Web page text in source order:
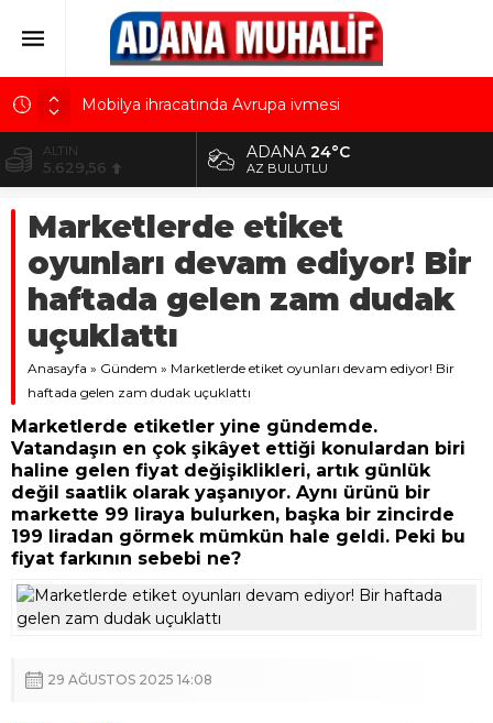
Mobilya ihracatında Avrupa ivmesi
Göz için “Akıllı Mercek” herkes için uygun mu?
AK Parti İl Başkanı Özkan: Adanalıların bir metrekare
malını kimseye yedirmeyiz!
Hacı Karaaslan’ın kiraladığı arsanın resmi kiracısı
bakın kim çıktı!
Kuru meyve sektörü 2 milyar dolar ihracat hedefi
için Ankara’dan destek istedi
ALTIN
5.629,56
10.824,63
DOLAR
42,2340
48,8802
ADANA24°C
AZ BULUTLU
Marketlerde etiket
oyunları devam ediyor! Bir
haftada gelen zam dudak
uçuklattı
Anasayfa » Gündem » Marketlerde etiket oyunları devam ediyor! Bir
haftada gelen zam dudak uçuklattı
Marketlerde etiketler yine gündemde.
Vatandaşın en çok şikâyet ettiği konulardan biri
haline gelen fiyat değişiklikleri, artık günlük
değil saatlik olarak yaşanıyor. Aynı ürünü bir
markette 99 liraya bulurken, başka bir zincirde
199 liradan görmek mümkün hale geldi. Peki bu
fiyat farkının sebebi ne?
29 AĞUSTOS 2025 14:08